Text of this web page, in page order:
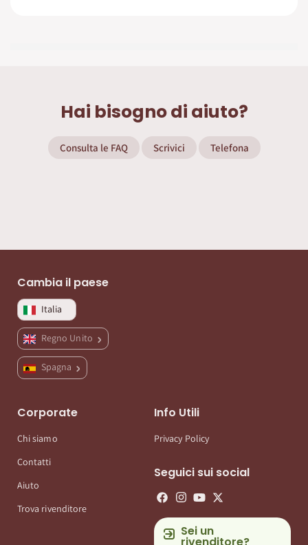
Hai bisogno di aiuto?
Consulta le FAQ Scrivici Telefona
Cambia il paese
Italia
Regno Unito
Spagna
Corporate
Chi siamo
Contatti
Aiuto
Trova rivenditore
Info Utili
Privacy Policy
Seguici sui social
Sei un